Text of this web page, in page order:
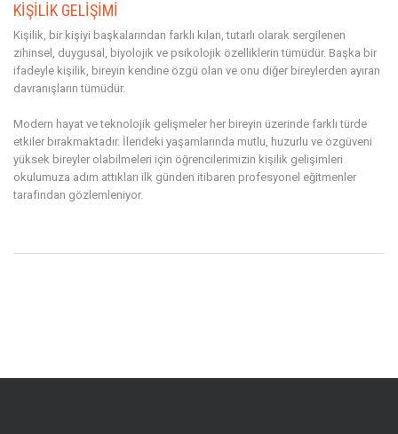
KİŞİLİK GELİŞİMİ
Kişilik, bir kişiyi başkalarından farklı kılan, tutarlı olarak sergilenen
zihinsel, duygusal, biyolojik ve psikolojik özelliklerin tümüdür. Başka bir
ifadeyle kişilik, bireyin kendine özgü olan ve onu diğer bireylerden ayıran
davranışların tümüdür.
Modern hayat ve teknolojik gelişmeler her bireyin üzerinde farklı türde
etkiler bırakmaktadır. İlerideki yaşamlarında mutlu, huzurlu ve özgüveni
yüksek bireyler olabilmeleri için öğrencilerimizin kişilik gelişimleri
okulumuza adım attıkları ilk günden itibaren profesyonel eğitmenler
tarafından gözlemleniyor.